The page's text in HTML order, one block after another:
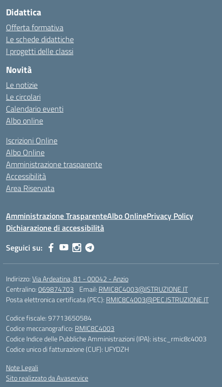
Didattica
Offerta formativa
Le schede didattiche
I progetti delle classi
Novità
Le notizie
Le circolari
Calendario eventi
Albo online
Iscrizioni Online
Albo Online
Amministrazione trasparente
Accessibilità
Area Riservata
Amministrazione TrasparenteAlbo OnlinePrivacy Policy
Dichiarazione di accessibilità
Seguici su:
Indirizzo:Via Ardeatina, 81 - 00042 - Anzio
Centralino:069874703 Email: RMIC8C4003@ISTRUZIONE.IT
Posta elettronica certificata (PEC): RMIC8C4003@PEC.ISTRUZIONE.IT
Codice fiscale: 97713650584
Codice meccanografico: RMIC8C4003
Codice Indice delle Pubbliche Amministrazioni (IPA): istsc_rmic8c4003
Codice unico di fatturazione (CUF): UFYDZH
Note Legali
Sito realizzato da Avaservice